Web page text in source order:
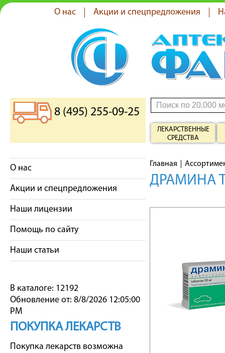
О нас Акции и спецпредложения
8 (495) 255-09-25
ЛЕКАРСТВЕННЫЕ
СРЕДСТВА
О нас
Акции и спецпредложения
Наши лицензии
Помощь по сайту
Наши статьи
В каталоге: 12192
Обновление от: 8/8/2026 12:05:00
PM
ПОКУПКА ЛЕКАРСТВ
Покупка лекарств возможна
Главная
ДРАМИНА